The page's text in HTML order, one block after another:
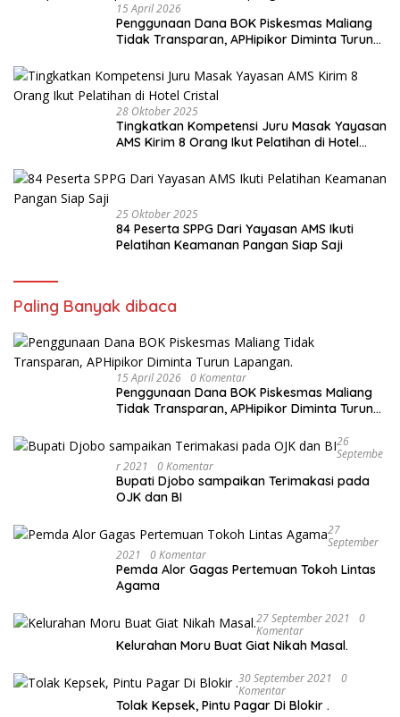
15 April 2026
Penggunaan Dana BOK Piskesmas Maliang
Tidak Transparan, APHipikor Diminta Turun
28 Oktober 2025
Tingkatkan Kompetensi Juru Masak Yayasan
AMS Kirim 8 Orang Ikut Pelatihan di Hotel
25 Oktober 2025
84 Peserta SPPG Dari Yayasan AMS Ikuti
Pelatihan Keamanan Pangan Siap Saji
Paling Banyak dibaca
15 April 2026 0 Komentar
Penggunaan Dana BOK Piskesmas Maliang
Tidak Transparan, APHipikor Diminta Turun
26
Septembe
R 2021
0 Komentar
Bupati Djobo sampaikan Terimakasi pada
OJK dan BI
27
September
2021
0 Komentar
Pemda Alor Gagas Pertemuan Tokoh Lintas
Agama
27 September 2021
0
Komentar
Kelurahan Moru Buat Giat Nikah Masal.
30 September 2021
0
Komentar
Tolak Kepsek, Pintu Pagar Di Blokir .